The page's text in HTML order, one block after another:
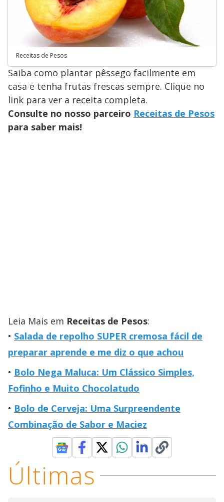
Receitas de Pesos
Saiba como plantar pêssego facilmente em
casa e tenha frutas frescas sempre. Clique no
link para ver a receita completa.
Consulte no nosso parceiro Receitas de Pesos
para saber mais!
Leia Mais em Receitas de Pesos:
Salada de repolho SUPER cremosa fácil de
preparar aprende e me diz o que achou
Bolo Nega Maluca: Um Clássico Simples,
Fofinho e Muito Chocolatudo
Bolo de Cerveja: Uma Surpreendente
Combinação de Sabor e Maciez
Últimas